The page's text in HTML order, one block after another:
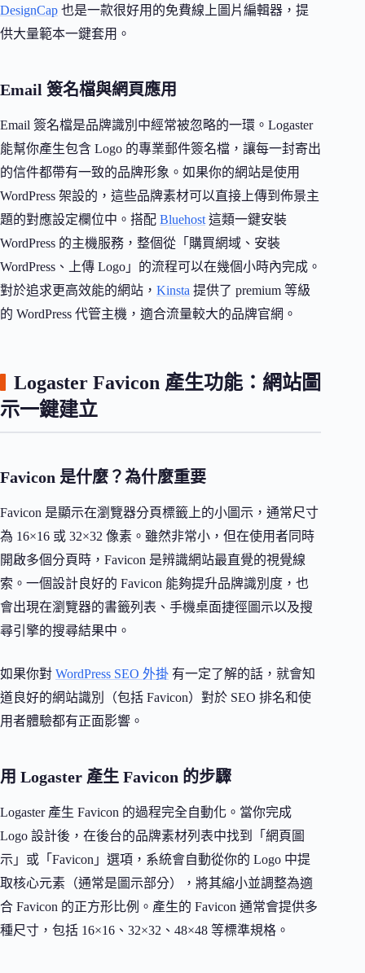
DesignCap 也是一款很好用的免費線上圖片編輯器，提
供大量範本一鍵套用。
Email 簽名檔與網頁應用
Email 簽名檔是品牌識別中經常被忽略的一環。Logaster
能幫你產生包含 Logo 的專業郵件簽名檔，讓每一封寄出
的信件都帶有一致的品牌形象。如果你的網站是使用
WordPress 架設的，這些品牌素材可以直接上傳到佈景主
題的對應設定欄位中。搭配 Bluehost 這類一鍵安裝
WordPress 的主機服務，整個從「購買網域、安裝
WordPress、上傳 Logo」的流程可以在幾個小時內完成。
對於追求更高效能的網站， Kinsta 提供了 premium 等級
的 WordPress 代管主機，適合流量較大的品牌官網。
Logaster Favicon 產生功能：網站圖
示一鍵建立
Favicon 是什麼？為什麼重要
Favicon 是顯示在瀏覽器分頁標籤上的小圖示，通常尺寸
為 16×16 或 32×32 像素。雖然非常小，但在使用者同時
開啟多個分頁時，Favicon 是辨識網站最直覺的視覺線
索。一個設計良好的 Favicon 能夠提升品牌識別度，也
會出現在瀏覽器的書籤列表、手機桌面捷徑圖示以及搜
尋引擎的搜尋結果中。
如果你對 WordPress SEO 外掛 有一定了解的話，就會知
道良好的網站識別（包括 Favicon）對於 SEO 排名和使
用者體驗都有正面影響。
用 Logaster 產生 Favicon 的步驟
Logaster 產生 Favicon 的過程完全自動化。當你完成
Logo 設計後，在後台的品牌素材列表中找到「網頁圖
示」或「Favicon」選項，系統會自動從你的 Logo 中提
取核心元素（通常是圖示部分），將其縮小並調整為適
合 Favicon 的正方形比例。產生的 Favicon 通常會提供多
種尺寸，包括 16×16、32×32、48×48 等標準規格。